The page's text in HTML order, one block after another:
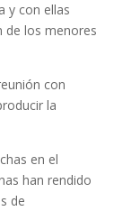
y con ellas
de los menores
con
la
en el
han rendido
de